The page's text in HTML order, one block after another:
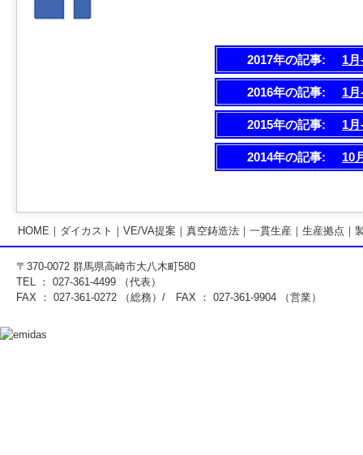
2017年の記事: 1
2016年の記事: 1
2015年の記事: 1
2014年の記事: 10
HOME ｜ ダイカスト ｜ VE/VA提案 ｜ 真空鋳造法 ｜ 一貫生産 ｜ 生産拠点 ｜
〒370-0072 群馬県高崎市大八木町580
TEL ： 027-361-4499 （代表）
FAX ： 027-361-0272 （総務）/ FAX ： 027-361-9904 （営業）